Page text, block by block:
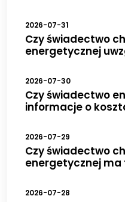
2026-07-31
Czy świadectwo
energetycznej
2026-07-30
Czy świadectwo
informacje o
2026-07-29
Czy świadectwo
energetycznej ma
2026-07-28